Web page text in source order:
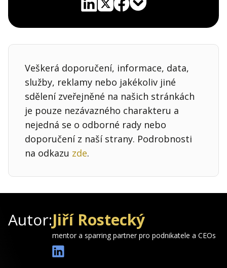
Veškerá doporučení, informace, data,
služby, reklamy nebo jakékoliv jiné
sdělení zveřejněné na našich stránkách
je pouze nezávazného charakteru a
nejedná se o odborné rady nebo
doporučení z naší strany. Podrobnosti
na odkazu zde.
Autor:Jiří Rostecký
mentor a sparring partner pro podnikatele a CEOs